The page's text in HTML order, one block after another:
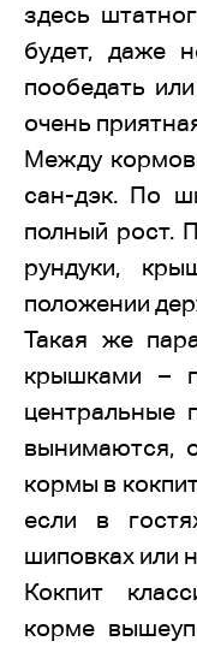
здесь
будет, даже
пообедать
очень
Между
сан-дэк. По
полный рост.
рундуки,
положении
Такая же
крышками –
центральные
вынимаются,
кормы в
если в
шиповках или
Кокпит
корме